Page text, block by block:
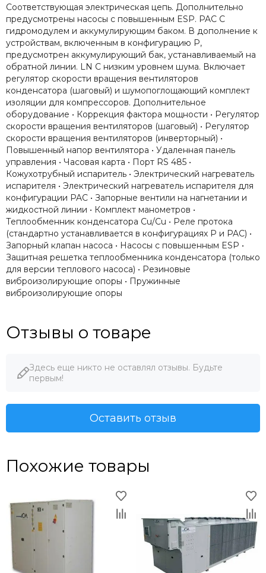
Соответствующая электрическая цепь. Дополнительно
предусмотрены насосы с повышенным ESP. PAC С
гидромодулем и аккумулирующим баком. В дополнение к
устройствам, включенным в конфигурацию P,
предусмотрен аккумулирующий бак, устанавливаемый на
обратной линии. LN С низким уровнем шума. Включает
регулятор скорости вращения вентиляторов
конденсатора (шаговый) и шумопоглощающий комплект
изоляции для компрессоров. Дополнительное
оборудование • Коррекция фактора мощности • Регулятор
скорости вращения вентиляторов (шаговый) • Регулятор
скорости вращения вентиляторов (инверторный) •
Повышенный напор вентилятора • Удаленная панель
управления • Часовая карта • Порт RS 485 •
Кожухотрубный испаритель • Электрический нагреватель
испарителя • Электрический нагреватель испарителя для
конфигурации PAC • Запорные вентили на нагнетании и
жидкостной линии • Комплект манометров •
Теплообменник конденсатора Cu/Cu • Реле протока
(стандартно устанавливается в конфигурациях P и PAC) •
Запорный клапан насоса • Насосы с повышенным ESP •
Защитная решетка теплообменника конденсатора (только
для версии теплового насоса) • Резиновые
виброизолирующие опоры • Пружинные
виброизолирующие опоры
Отзывы о товаре
Здесь еще никто не оставлял отзывы. Будьте
первым!
Оставить отзыв
Похожие товары